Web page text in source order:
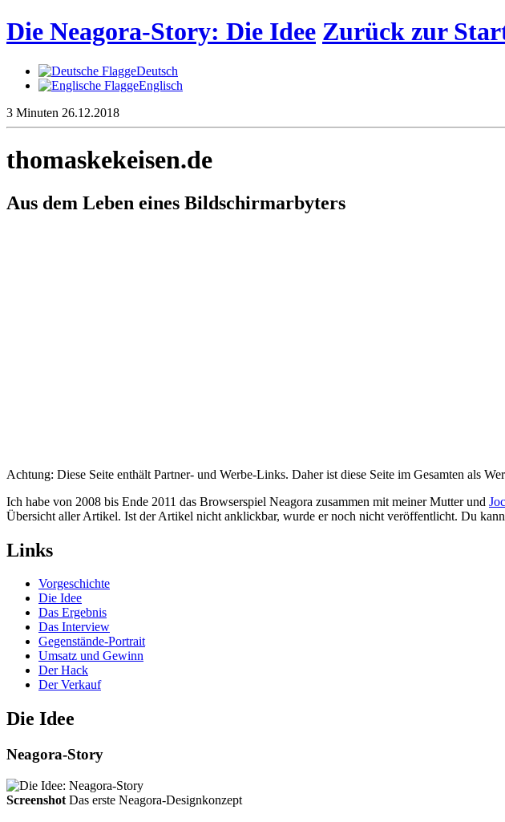
Die Neagora-Story: Die Idee Zurück zur
Deutsch
Englisch
3 Minuten 26.12.2018
thomaskekeisen.de
Aus dem Leben eines Bildschirmarbyters
Achtung: Diese Seite enthält Partner- und Werbe-Links. Daher ist diese Seite im Gesamten als
Ich habe von 2008 bis Ende 2011 das Browserspiel Neagora zusammen mit meiner Mutter und
Übersicht aller Artikel. Ist der Artikel nicht anklickbar, wurde er noch nicht veröffentlicht. Du
Links
Vorgeschichte
Die Idee
Das Ergebnis
Das Interview
Gegenstände-Portrait
Umsatz und Gewinn
Der Hack
Der Verkauf
Die Idee
Neagora-Story
Screenshot Das erste Neagora-Designkonzept